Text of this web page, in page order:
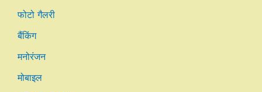
फोटो गैलरी
बैंकिंग
मनोरंजन
मोबाइल